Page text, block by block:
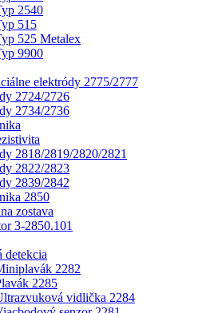
2540
515
525 Metalex
9900
elektródy 2775/2777
2724/2726
2734/2736
2818/2819/2820/2821
2822/2823
2839/2842
2850
zostava
3-2850.101
detekcia
2282
2285
vidlička 2284